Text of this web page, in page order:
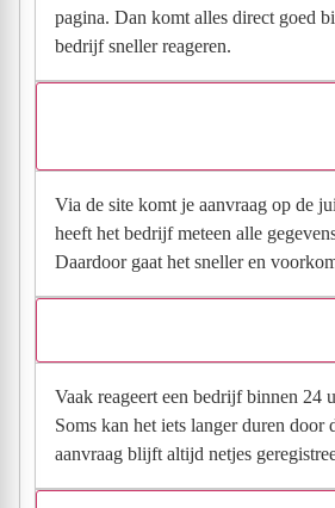
pagina. Dan komt alles direct goed
bedrijf sneller reageren.
Via de site komt je aanvraag op de
heeft het bedrijf meteen alle
Daardoor gaat het sneller en
Vaak reageert een bedrijf binnen 24
Soms kan het iets langer duren door
aanvraag blijft altijd netjes